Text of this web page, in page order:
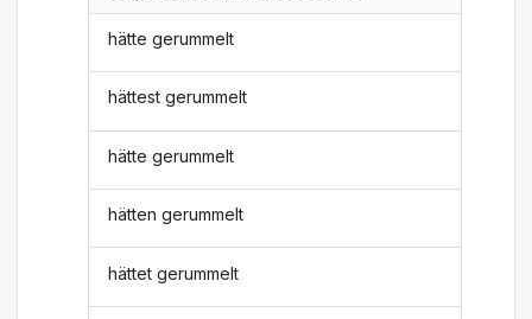
hätte gerummelt
hättest gerummelt
hätte gerummelt
hätten gerummelt
hättet gerummelt